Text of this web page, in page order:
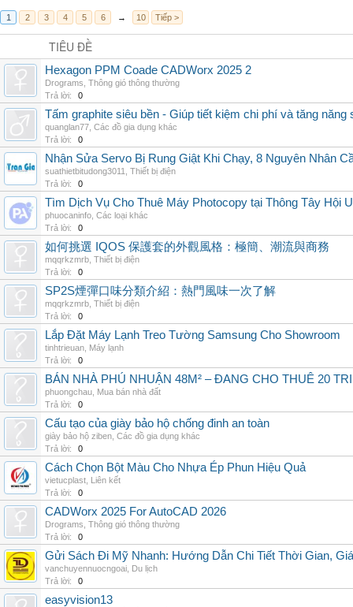
1 2 3 4 5 6 → 10 Tiếp >
TIÊU ĐỀ
Hexagon PPM Coade CADWorx 2025 2
Drograms Thông gió thông thường
Trả lời:
0
Tấm graphite siêu bền - Giúp tiết kiệm chi phí và tăng năng
quanglan77 Các đồ gia dụng khác
Trả lời:
0
Nhận Sửa Servo Bị Rung Giật Khi Chạy, 8 Nguyên Nhân
suathietbitudong3011
Thiết bị điện
Trả lời:
0
Tìm Dịch Vụ Cho Thuê Máy Photocopy tại Thông Tây Hội
phuocaninfo Các loại khác
Trả lời:
0
如何挑選 IQOS 保護套的外觀風格：極簡、潮流與商務
mqqrkzmrb Thiết bị điện
Trả lời:
0
SP2S煙彈口味分類介紹：熱門風味一次了解
mqqrkzmrb Thiết bị điện
Trả lời:
0
Lắp Đặt Máy Lạnh Treo Tường Samsung Cho Showroom
tinhtrieuan Máy lạnh
Trả lời:
0
BÁN NHÀ PHÚ NHUẬN 48M² – ĐANG CHO THUÊ 20
phuongchau Mua bán nhà đất
Trả lời:
0
Cấu tạo của giày bảo hộ chống đinh an toàn
giày bảo hộ ziben Các đồ gia dụng khác
Trả lời:
0
Cách Chọn Bột Màu Cho Nhựa Ép Phun Hiệu Quả
vietucplast Liên kết
Trả lời:
0
CADWorx 2025 For AutoCAD 2026
Drograms Thông gió thông thường
Trả lời:
0
Gửi Sách Đi Mỹ Nhanh: Hướng Dẫn Chi Tiết Thời Gian,
vanchuyennuocngoai Du lịch
Trả lời:
0
easyvision13